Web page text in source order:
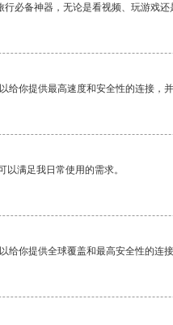
必备神器，无论是看视频、玩游戏
给你提供最高速度和安全性的连接，
以满足我日常使用的需求。
给你提供全球覆盖和最高安全性的连接